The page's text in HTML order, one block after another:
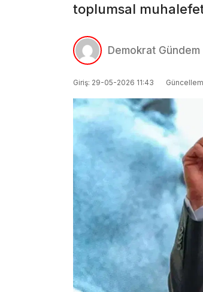
toplumsal
Demokrat Gündem
Giriş: 29-05-2026 11:43